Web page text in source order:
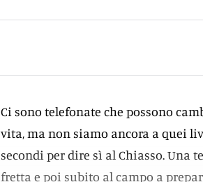
Ci sono telefonate che possono
vita, ma non siamo ancora a quei
secondi per dire sì al Chiasso. Una
fretta e poi subito al campo a